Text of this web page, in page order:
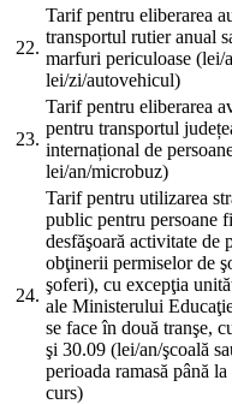
22.
Tarif pentru eliberarea
transportul rutier anual
marfuri periculoase (lei/
lei/zi/autovehicul)
23.
Tarif pentru eliberarea
pentru transportul
internațional de
lei/an/microbuz)
24.
Tarif pentru utilizarea
public pentru persoane
desfăşoară activitate de
obţinerii permiselor de
şoferi), cu excepţia
ale Ministerului
se face în două tranşe,
şi 30.09 (lei/an/şcoală
perioada ramasă până
curs)